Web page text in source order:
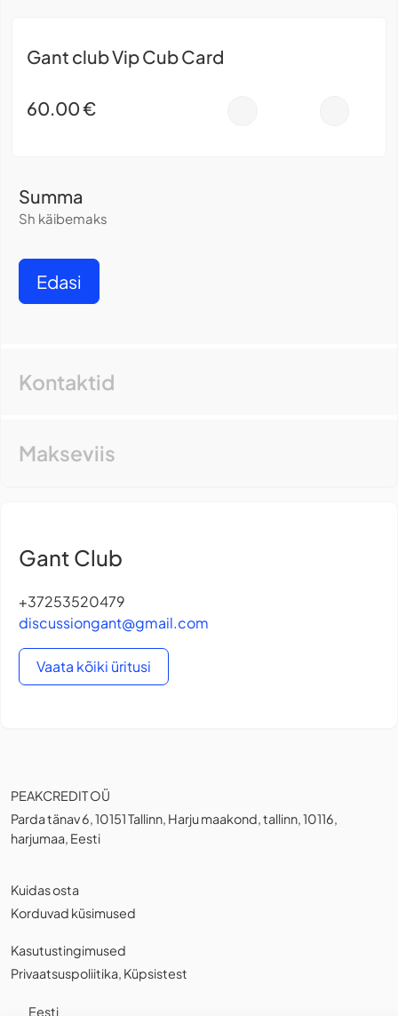
Gant club Vip Cub Card
60.00€
Summa
Sh käibemaks
Edasi
Kontaktid
Makseviis
Gant Club
+37253520479
discussiongant@gmail.com
Vaata kõiki üritusi
PEAKCREDIT OÜ
Parda tänav 6, 10151 Tallinn, Harju maakond, tallinn, 10116,
harjumaa, Eesti
Kuidas osta
Korduvad küsimused
Kasutustingimused
Privaatsuspoliitika, Küpsistest
Eesti